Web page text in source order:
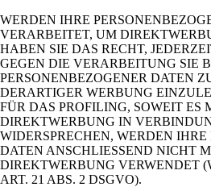
WERDEN IHRE
VERARBEITET, UM
HABEN SIE DAS RECHT,
GEGEN DIE VERARBEITUNG SIE
PERSONENBEZOGENER DATEN
DERARTIGER WERBUNG
FÜR DAS PROFILING, SOWEIT ES
DIREKTWERBUNG IN
WIDERSPRECHEN, WERDEN
DATEN ANSCHLIESSEND NICHT
DIREKTWERBUNG VERWENDET
ART. 21 ABS. 2 DSGVO).